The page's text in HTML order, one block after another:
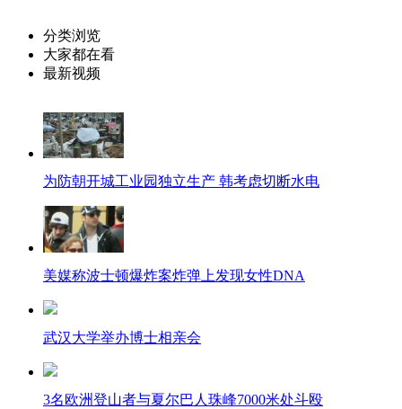
分类浏览
大家都在看
最新视频
为防朝开城工业园独立生产 韩考虑切断水电
美媒称波士顿爆炸案炸弹上发现女性DNA
武汉大学举办博士相亲会
3名欧洲登山者与夏尔巴人珠峰7000米处斗殴